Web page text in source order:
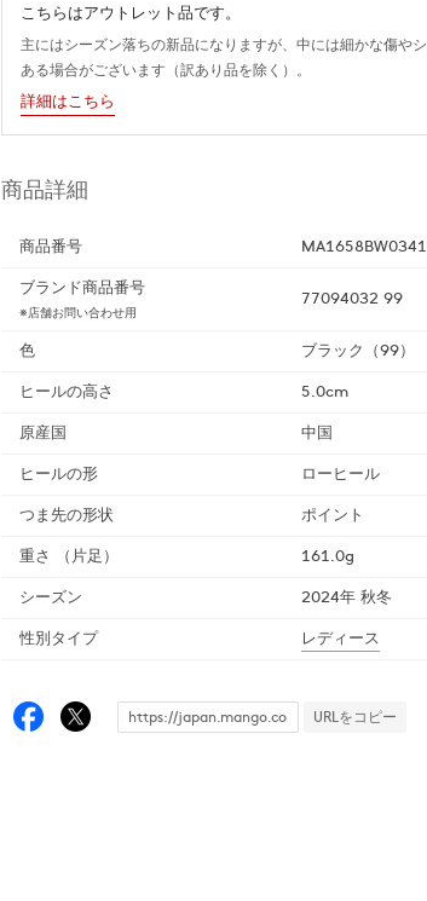
こちらはアウトレット品です。
主にはシーズン落ちの新品になりますが、中には細かな傷や
ある場合がございます（訳あり品を除く）。
詳細はこちら
商品詳細
商品番号
ブランド商品番号
※店舗お問い合わせ用
77094032 99
色
ブラック（99）
ヒールの高さ
5.0cm
原産国
中国
ヒールの形
ローヒール
つま先の形状
ポイント
重さ
（片足）
161.0g
シーズン
2024年 秋冬
性別タイプ
レディース
URLをコピー